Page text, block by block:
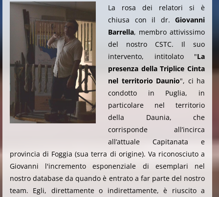
La rosa dei relatori si è
chiusa con il dr.Giovanni
Barrella, membro attivissimo
del nostro CSTC. Il suo
intervento, intitolato "La
presenza della Triplice Cinta
nel territorio Daunio", ci ha
condotto in Puglia, in
particolare nel territorio
della Daunia, che
corrisponde all’incirca
all’attuale Capitanata e
provincia di Foggia (sua terra di origine). Va riconosciuto a
Giovanni l'incremento esponenziale di esemplari nel
nostro database da quando è entrato a far parte del nostro
team. Egli, direttamente o indirettamente, è riuscito a